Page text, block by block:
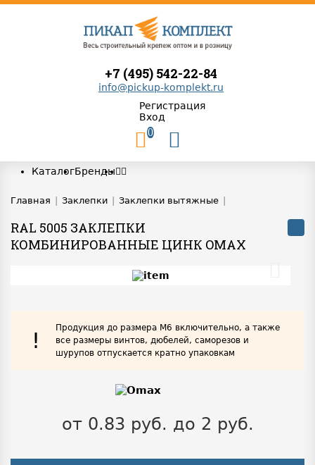
+7 (495) 542-22-84
info@pickup-komplekt.ru
Регистрация
Вход
0
КаталогБренды
Главная Заклепки Заклепки вытяжные
RAL 5005 ЗАКЛЕПКИ
КОМБИНИРОВАННЫЕ ЦИНК OMAX
!
Продукция до размера М6 включительно, а также
все размеры винтов, дюбелей, саморезов и
шурупов отпускается кратно упаковкам
от 0.83 руб. до 2 руб.